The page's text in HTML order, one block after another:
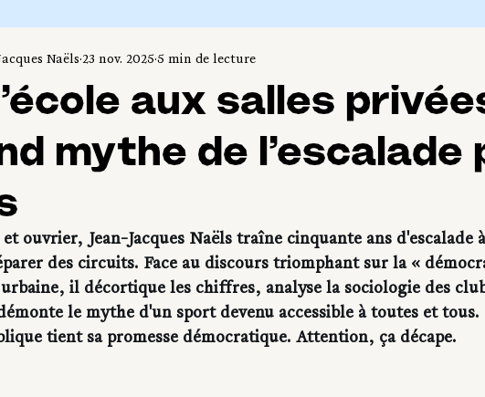
aux salles
mythe de l’escalade
Naëls 23 nov. 2025 5 min de lecture
ouvrier, Jean-Jacques Naëls traîne cinquante ans d'escalade
des circuits. Face au discours triomphant sur la «
il décortique les chiffres, analyse la sociologie des
le mythe d'un sport devenu accessible à toutes et tous.
tient sa promesse démocratique. Attention, ça décape.